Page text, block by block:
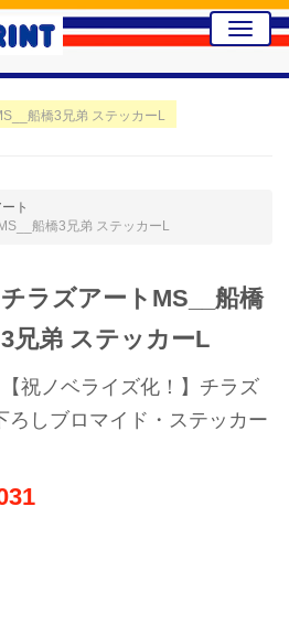
Toggle
船橋3兄弟 ステッカーL
ト
船橋3兄弟 ステッカーL
チラズアートMS__船橋
3兄弟 ステッカーL
【祝ノベライズ化！】チラズ
ろしブロマイド・ステッカー